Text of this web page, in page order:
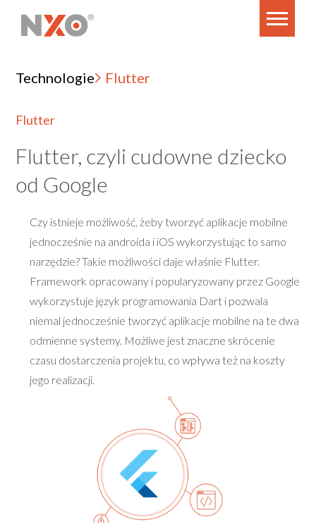
Technologie Flutter
Flutter
Flutter, czyli cudowne dziecko
od Google
Czy istnieje możliwość, żeby tworzyć aplikacje mobilne
jednocześnie na androida i iOS wykorzystując to samo
narzędzie? Takie możliwości daje właśnie Flutter.
Framework opracowany i popularyzowany przez Google
wykorzystuje język programowania Dart i pozwala
niemal jednocześnie tworzyć aplikacje mobilne na te dwa
odmienne systemy. Możliwe jest znaczne skrócenie
czasu dostarczenia projektu, co wpływa też na koszty
jego realizacji.